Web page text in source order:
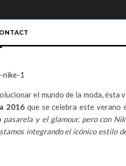
el mundo de la moda, ésta
2016que se celebra este verano
y el glamour, pero con
integrando el icónico estilo